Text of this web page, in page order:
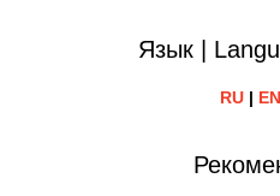
Язык |
RU| EN